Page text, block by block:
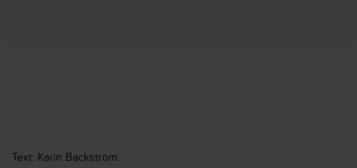
Text: Karin Backström